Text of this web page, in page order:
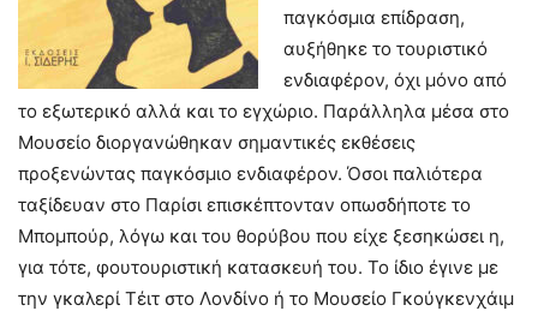
παγκόσμια επίδραση,
αυξήθηκε το τουριστικό
ενδιαφέρον, όχι μόνο από
το εξωτερικό αλλά και το εγχώριο. Παράλληλα μέσα στο
Μουσείο διοργανώθηκαν σημαντικές εκθέσεις
προξενώντας παγκόσμιο ενδιαφέρον. Όσοι παλιότερα
ταξίδευαν στο Παρίσι επισκέπτονταν οπωσδήποτε το
Μπομπούρ, λόγω και του θορύβου που είχε ξεσηκώσει η,
για τότε, φουτουριστική κατασκευή του. Το ίδιο έγινε με
την γκαλερί Τέιτ στο Λονδίνο ή το Μουσείο Γκούγκενχάιμ